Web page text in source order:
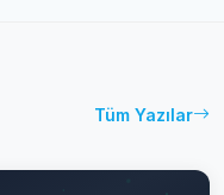
Tüm Yazılar